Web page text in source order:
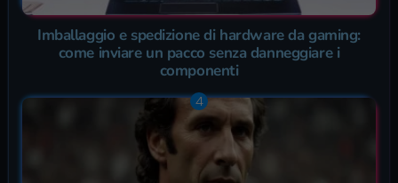
Imballaggio e spedizione di hardware da gaming:
come inviare un pacco senza danneggiare i
componenti